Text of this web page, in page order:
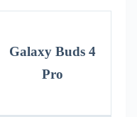
Galaxy Buds 4
Pro